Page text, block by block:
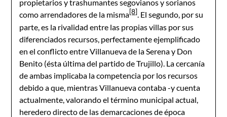
propietarios y trashumantes segovianos y sorianos
como arrendadores de la misma[8]. El segundo, por su
parte, es la rivalidad entre las propias villas por sus
diferenciados recursos, perfectamente ejemplificado
en el conflicto entre Villanueva de la Serena y Don
Benito (ésta última del partido de Trujillo). La cercanía
de ambas implicaba la competencia por los recursos
debido a que, mientras Villanueva contaba -y cuenta
actualmente, valorando el término municipal actual,
heredero directo de las demarcaciones de época